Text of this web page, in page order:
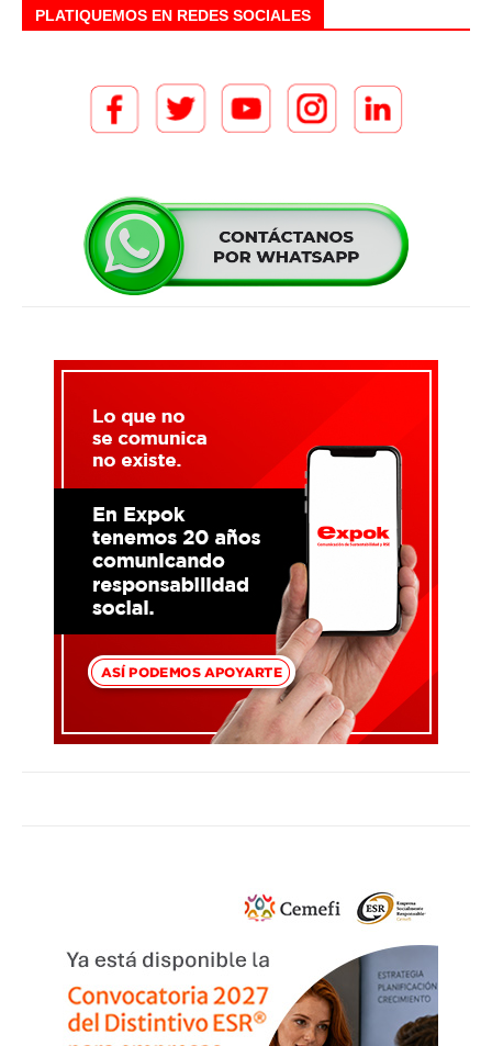
PLATIQUEMOS EN REDES SOCIALES